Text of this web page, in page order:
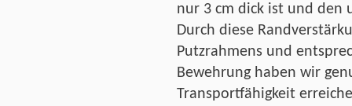
nur 3 cm dick ist und den
Durch diese
Putzrahmens und
Bewehrung haben wir
Transportfähigkeit